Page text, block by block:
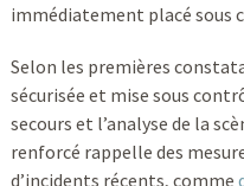
immédiatement placé sous
Selon les premières
sécurisée et mise sous
secours et l’analyse de la
renforcé rappelle des
d’incidents récents, comme